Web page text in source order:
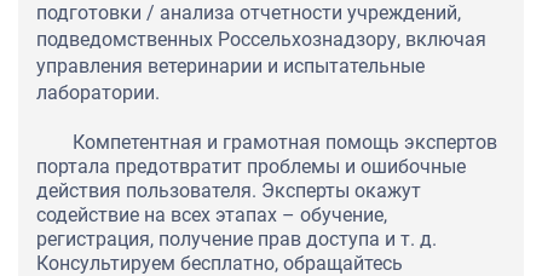
подготовки / анализа отчетности учреждений,
подведомственных Россельхознадзору, включая
управления ветеринарии и испытательные
лаборатории.
Компетентная и грамотная помощь экспертов
портала предотвратит проблемы и ошибочные
действия пользователя. Эксперты окажут
содействие на всех этапах – обучение,
регистрация, получение прав доступа и т. д.
Консультируем бесплатно, обращайтесь